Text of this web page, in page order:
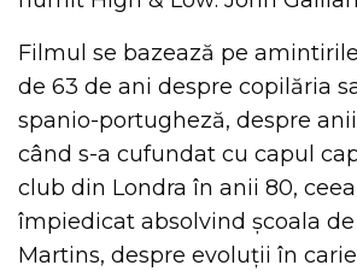
Filmul se bazează pe
de 63 de ani despre copilăria
spanio-portugheză, despre
când s-a cufundat cu capul
club din Londra în anii 80,
împiedicat absolvind școala de
Martins, despre evoluții în